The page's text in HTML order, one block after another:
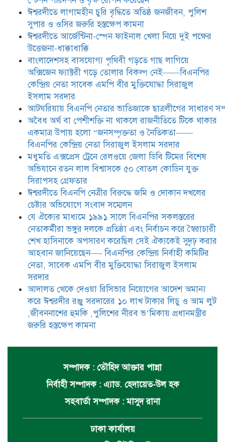
ঈশ্বরদীতে বিএনপি নেত্রীর বিরুদ্ধে জমি ও
দোকান দখলের চেষ্টার অভিযোগে সংবাদ
সম্মেলন
যে ঐক্যের মাধ্যমে ১৯৯১ সালে
বিএনপির সকলস্তরের নেতাকর্মীরা ভঙ্গুর
দলকে প্রতিষ্ঠা এবং নির্বাচন করে
স্বৈরাচারী শেখ হাসিনাকে অপসারণ
আহবান জানিয়েছেন—- বিএনপির কেন্দ্রিয় নির্বাহী কমিটির নেতা,
সাবেক এমপি বীর মুক্তিযোদ্ধা সিরাজুল ইসলাম সরদার
আদালত থেকে দেওয়া রিসিভার
নিয়োগের আদেশ অমান্য করে ঈশ্বরদীর
রঞ্জু সরদারের ১০ লাখ টাকার লিচু ও
আম লুট ,জীবননাশের হুমকি ,পুলিশের
নীরব ভ’মিকায় প্রধানমন্ত্রীর জরুরি
হস্তক্ষেপ কামনা
ঈশ্বরদীতে লাগামহীন চুরি বৃদ্ধিতে অতিষ্ঠ জনজীবন, পুলিশ
সুপার ও ওসির জরুরি হস্তক্ষেপ কামনা ​
ঈশ্বরদীতে আর্জেন্টিনা-স্পেন ফাইনাল খেলা নিয়ে দুই পক্ষের
উত্তেজনা-ধাক্কাধাক্কি
বাংলাদেশসহ বাসযোগ্য পৃথিবী গড়তে গাছ লাগিয়ে
অক্সিজেন ফ্যাক্টরী গড়ে তোলার বিকল্প নেই——বিএনপির
কেন্দ্রিয় নেতা সাবেক এমপি বীর মুক্তিযোদ্ধা সিরাজুল
ইসলাম সরদার
আটঘরিয়ায় বিএনপি নেতার ভাতিজাকে ছাত্রলীগের সাধারণ
​​অবৈধ অর্থ বা পেশীশক্তি না থাকলে রাজনীতিতে টিকে থাকার
একমাত্র উপায় হলো “জনসম্পৃক্ততা ও নৈতিকতা——
বিএনপির কেন্দ্রিয় নেতা সিরাজুল ইসলাম সরদার
মধুমতি এক্সপ্রেস ট্রেনে রেলওয়ে জেলা ডিবি টিমের বিশেষ
অভিযানে রতন লাল বিশ্বাসকে ৫০ বোতল কোডিন যুক্ত
সিরাপসহ গ্রেফতার
ঈশ্বরদীতে বিএনপি নেত্রীর বিরুদ্ধে জমি ও দোকান দখলের
চেষ্টার অভিযোগে সংবাদ সম্মেলন
যে ঐক্যের মাধ্যমে ১৯৯১ সালে বিএনপির সকলস্তরের
নেতাকর্মীরা ভঙ্গুর দলকে প্রতিষ্ঠা এবং নির্বাচন করে স্বৈরাচারী
শেখ হাসিনাকে অপসারণ করেছিল সেই ঐক্যকেই সুদৃঢ় করার
আহবান জানিয়েছেন—- বিএনপির কেন্দ্রিয় নির্বাহী কমিটির
নেতা, সাবেক এমপি বীর মুক্তিযোদ্ধা সিরাজুল ইসলাম
সরদার
আদালত থেকে দেওয়া রিসিভার নিয়োগের আদেশ অমান্য
করে ঈশ্বরদীর রঞ্জু সরদারের ১০ লাখ টাকার লিচু ও আম লুট
,জীবননাশের হুমকি ,পুলিশের নীরব ভ’মিকায় প্রধানমন্ত্রীর
জরুরি হস্তক্ষেপ কামনা
সম্পাদক : তৌহিদ আক্তার পান্না
নির্বাহী সম্পাদক : এ্যাড. হেদায়েত-উল হক
সহবার্তা সম্পাদক : মাসুদ রানা
ঢাকা কার্যালয়